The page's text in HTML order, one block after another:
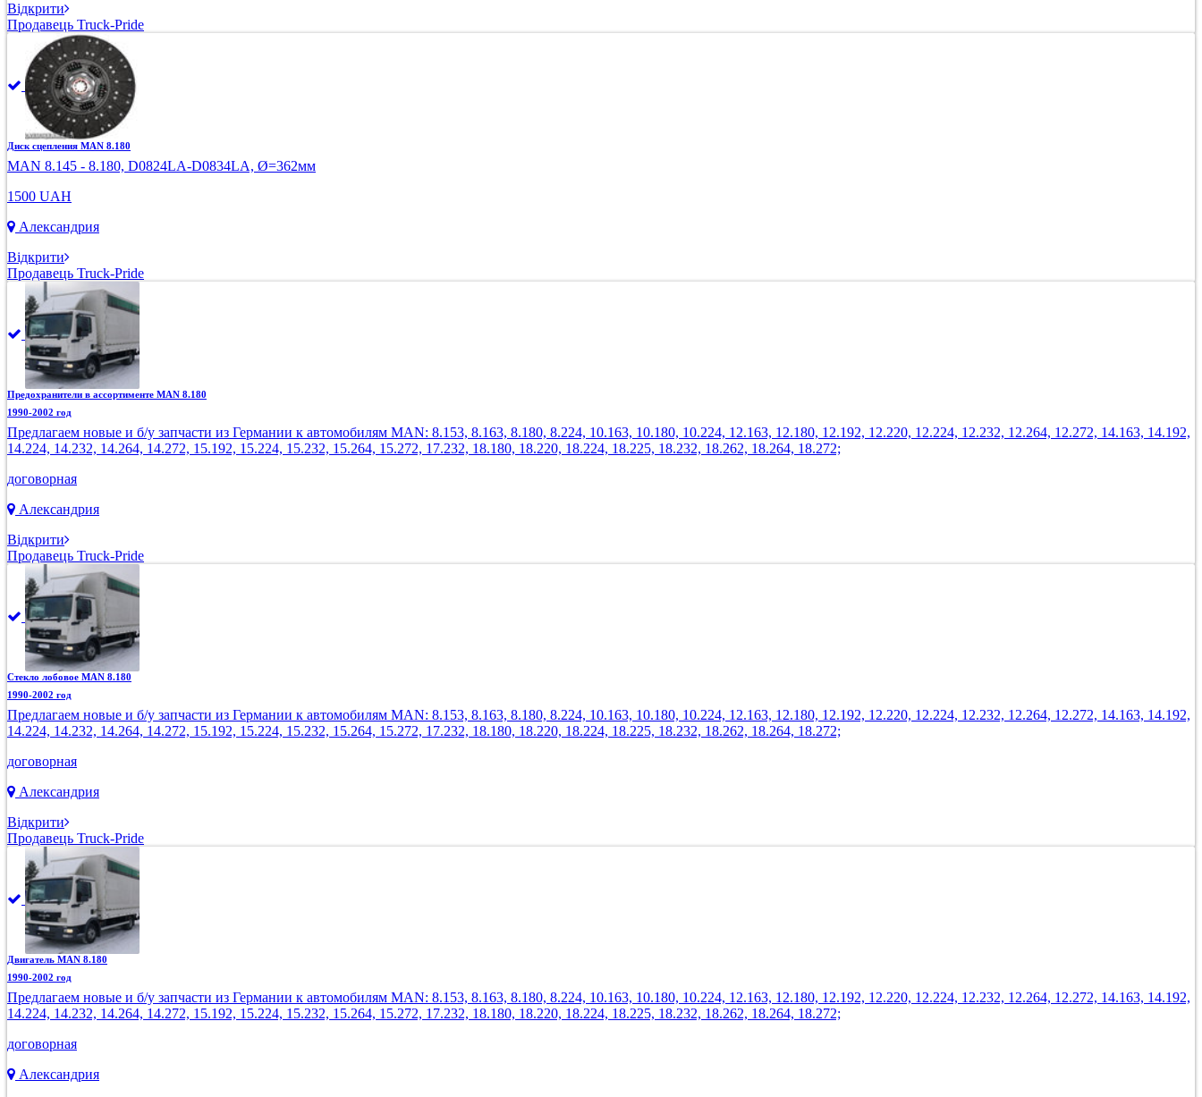
Відкрити
Продавець Truck-Pride
Диск сцепления MAN 8.180
MAN 8.145 - 8.180, D0824LA-D0834LA, Ø=362мм
1500 UAH
Александрия
Відкрити
Продавець Truck-Pride
Предохранители в ассортименте MAN 8.180
1990-2002 год
Предлагаем новые и б/у запчасти из Германии к автомобилям MAN: 8.153, 8.163, 8.180, 8.224, 10.163, 10.180, 10.224, 12.163, 12.180, 12.192, 12.220, 12.224, 12.232, 12.264, 12.272, 14.163, 14.192,
14.224, 14.232, 14.264, 14.272, 15.192, 15.224, 15.232, 15.264, 15.272, 17.232, 18.180, 18.220, 18.224, 18.225, 18.232, 18.262, 18.264, 18.272;
договорная
Александрия
Відкрити
Продавець Truck-Pride
Стекло лобовое MAN 8.180
1990-2002 год
Предлагаем новые и б/у запчасти из Германии к автомобилям MAN: 8.153, 8.163, 8.180, 8.224, 10.163, 10.180, 10.224, 12.163, 12.180, 12.192, 12.220, 12.224, 12.232, 12.264, 12.272, 14.163, 14.192,
14.224, 14.232, 14.264, 14.272, 15.192, 15.224, 15.232, 15.264, 15.272, 17.232, 18.180, 18.220, 18.224, 18.225, 18.232, 18.262, 18.264, 18.272;
договорная
Александрия
Відкрити
Продавець Truck-Pride
Двигатель MAN 8.180
1990-2002 год
Предлагаем новые и б/у запчасти из Германии к автомобилям MAN: 8.153, 8.163, 8.180, 8.224, 10.163, 10.180, 10.224, 12.163, 12.180, 12.192, 12.220, 12.224, 12.232, 12.264, 12.272, 14.163, 14.192,
14.224, 14.232, 14.264, 14.272, 15.192, 15.224, 15.232, 15.264, 15.272, 17.232, 18.180, 18.220, 18.224, 18.225, 18.232, 18.262, 18.264, 18.272;
договорная
Александрия